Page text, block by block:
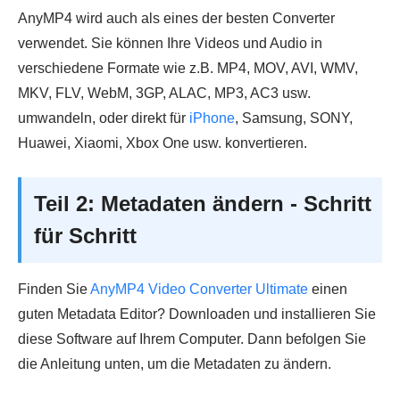
AnyMP4 wird auch als eines der besten Converter
verwendet. Sie können Ihre Videos und Audio in
verschiedene Formate wie z.B. MP4, MOV, AVI, WMV,
MKV, FLV, WebM, 3GP, ALAC, MP3, AC3 usw.
umwandeln, oder direkt für iPhone, Samsung, SONY,
Huawei, Xiaomi, Xbox One usw. konvertieren.
Teil 2: Metadaten ändern - Schritt
für Schritt
Finden SieAnyMP4 Video Converter Ultimate einen
guten Metadata Editor? Downloaden und installieren Sie
diese Software auf Ihrem Computer. Dann befolgen Sie
die Anleitung unten, um die Metadaten zu ändern.